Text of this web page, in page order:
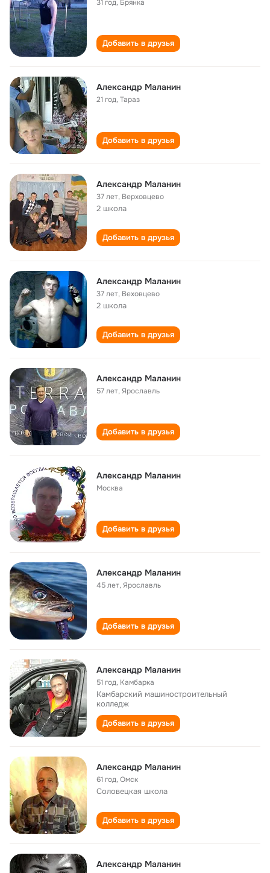
31 год, Брянка
Добавить в друзья
Александр Маланин
21 год,Тараз
Добавить в друзья
Александр Маланин
37 лет, Верховцево
2 школа
Добавить в друзья
Александр Маланин
37 лет, Веховцево
2 школа
Добавить в друзья
Александр Маланин
57 лет,Ярославль
Добавить в друзья
Александр Маланин
Москва
Добавить в друзья
Александр Маланин
45 лет,Ярославль
Добавить в друзья
Александр Маланин
51 год, Камбарка
Камбарский машиностроительный
колледж
Добавить в друзья
Александр Маланин
61 год,Омск
Соловецкая школа
Добавить в друзья
Александр Маланин